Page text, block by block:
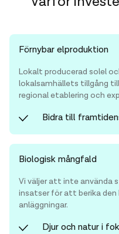
Förnybar elproduktion
Lokalt producerad solel
lokalsamhällets tillgång
regional etablering och
Bidra till
Biologisk mångfald
Vi väljer att inte använda
insatser för att berika den
anläggningar.
Djur och natur i